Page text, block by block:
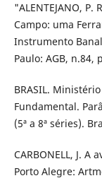
"ALENTEJANO, P.
Campo: uma
Instrumento
Paulo: AGB, n.84,
BRASIL.
Fundamental.
(5ª a 8ª séries).
CARBONELL, J.
Porto Alegre: